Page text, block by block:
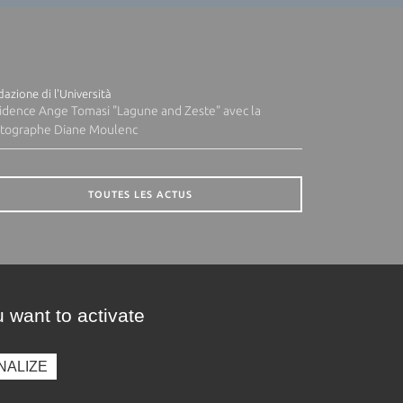
di l'Università
Ange Tomasi "Lagune and Zeste" avec la
Diane Moulenc
TOUTES LES ACTUS
want to activate